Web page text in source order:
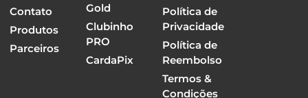
Contato
Produtos
Parceiros
Gold
Clubinho
PRO
CardaPix
Política de
Privacidade
Política de
Reembolso
Termos &
Condições